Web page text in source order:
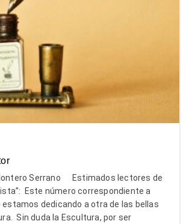
Serrano Estimados lectores de
Este número correspondiente a
estamos dedicando a otra de las bellas
Sin duda la Escultura, por ser